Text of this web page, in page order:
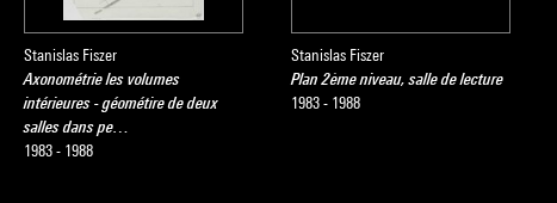
Stanislas Fiszer
Axonométrie les volumes
intérieures - géométire de deux
salles dans pe…
1983 - 1988
Stanislas Fiszer
Plan 2ème niveau, salle de lecture
1983 - 1988